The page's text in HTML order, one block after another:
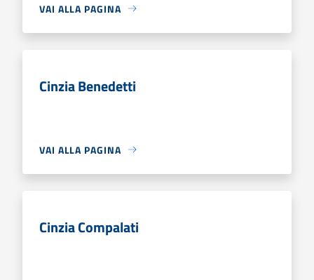
VAI ALLA PAGINA
Cinzia Benedetti
VAI ALLA PAGINA
Cinzia Compalati